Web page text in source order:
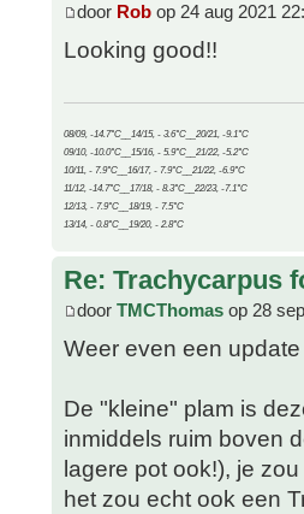
door Rob op 24 aug 2021
Looking good!!
08/09, -14.7°C__14/15, - 3.6°C__20/21, -9.1°C
09/10, -10.0°C__15/16, - 5.9°C__21/22, -5.2°C
10/11, - 7.9°C__16/17, - 7.9°C__21/22, -6.9°C
11/12, -14.7°C__17/18, - 8.3°C__22/23, -7.1°C
12/13, - 7.9°C__18/19, - 7.5°C
13/14, - 0.8°C__19/20, - 2.8°C
Re: Trachycarpus
door TMCThomas op 28
Weer even een
De "kleine" plam is
inmiddels ruim boven
lagere pot ook!), je
het zou echt ook een